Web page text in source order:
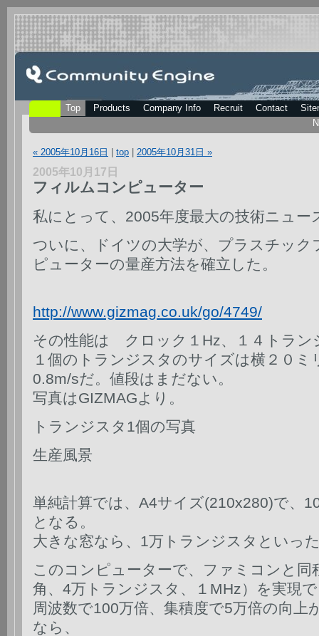
Top Products Company Info Recruit Contact
« 2005年10月16日 top 2005年10月31日 »
2005年10月17日
フィルムコンピューター
私にとって、2005年度最大の技術ニュー
ついに、ドイツの大学が、プラスチッ
ピューターの量産方法を確立した。
http://www.gizmag.co.uk/go/4749/
その性能は クロック１Hz、１４トラン
１個のトランジスタのサイズは横２０ミ
0.8m/sだ。値段はまだない。
写真はGIZMAGより。
トランジスタ1個の写真
生産風景
単純計算では、A4サイズ(210x280)で、
となる。
大きな窓なら、1万トランジスタといっ
このコンピューターで、ファミコンと同
角、4万トランジスタ、１MHz）を実現
周波数で100万倍、集積度で5万倍の向上
なら、